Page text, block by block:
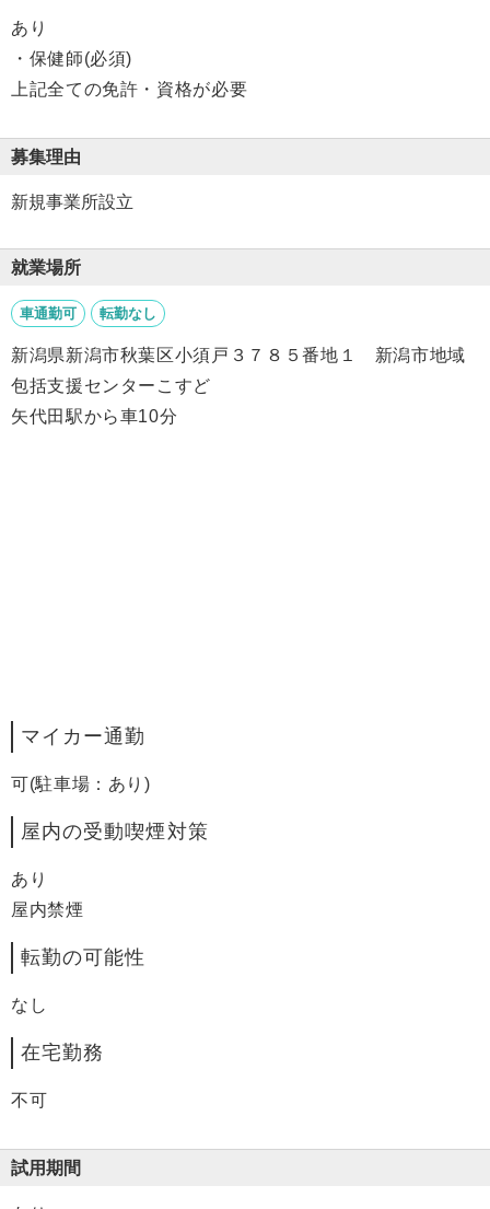
あり
・保健師(必須)
上記全ての免許・資格が必要
募集理由
新規事業所設立
就業場所
車通勤可 転勤なし
新潟県新潟市秋葉区小須戸３７８５番地１ 新潟市地域
包括支援センターこすど
矢代田駅から車10分
マイカー通勤
可(駐車場：あり)
屋内の受動喫煙対策
あり
屋内禁煙
転勤の可能性
なし
在宅勤務
不可
試用期間